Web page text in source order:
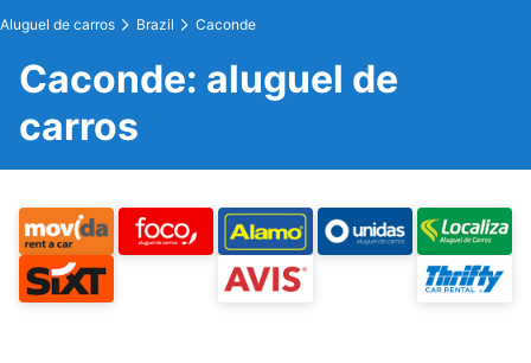
Aluguel de carros Brazil Caconde
Caconde: aluguel de
carros